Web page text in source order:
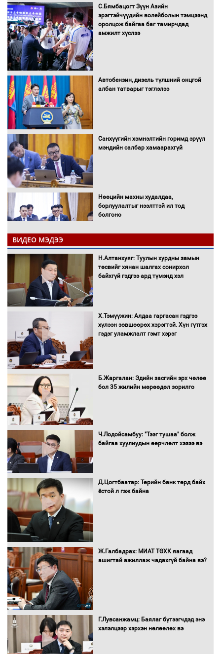
С.Бямбацогт Зүүн Азийн
эрэгтэйчүүдийн волейболын тэмцээнд
оролцож байгаа баг тамирчдад
амжилт хүслээ
Автобензин, дизель түлшний онцгой
албан татварыг тэглэлээ
Санхүүгийн хэмнэлтийн горимд эрүүл
мэндийн салбар хамаарахгүй
Нөөцийн махны худалдаа,
борлуулалтыг нээлттэй ил тод
болгоно
Монгол Улс “COP17”-д “Тал хээрийн
төлөвлөгөө”-гөө танилцуулна
16 төрлийн эмийг нэг эх үүсвэрээс
худалдан авах журмыг баталлаа
шилжиж, найр наадам, зөвлөгөөн,
гадаад томилолтыг хориглолоо
Сайд нар төсвөө хэрхэн зарцуулах вэ?
Засгийн газрын ээлжит хуралдаан
Автомашинд улсын дугаарын тэгш,
сондгойгоор шатахуун олгоно
татвар ногдуулахгүй байх эрх зүйн
орчныг бүрдүүллээ
ВИДЕО МЭДЭЭ
Н.Алтанхуяг: Туулын хурдны замын
төсвийг хянан шалгах сонирхол
байхгүй гэдгээ ард түмэнд хэл
Х.Тэмүүжин: Алдаа гаргасан гэдгээ
хүлээн зөвшөөрөх хэрэгтэй. Хүн гүтгэх
гэдэг уламжлалт гэмт хэрэг
Б.Жаргалан: Эдийн засгийн эрх чөлөө
бол 35 жилийн мөрөөдөл зорилго
Ч.Лодойсамбуу: "Тээг тушаа" болж
байгаа хуулиудын өөрчлөлт хэзээ вэ
Д.Цогтбаатар: Төрийн банк төрд байх
ёстой л гэж байна
Ж.Галбадрах: МИАТ ТӨХК яагаад
ашигтай ажиллаж чадахгүй байна вэ?
Г.Лувсанжамц: Баялаг бүтээгчдэд энэ
хэлэлцээр хэрхэн нөлөөлөх вэ